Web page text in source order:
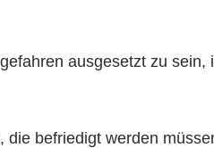
ausgesetzt zu sein,
die befriedigt werden